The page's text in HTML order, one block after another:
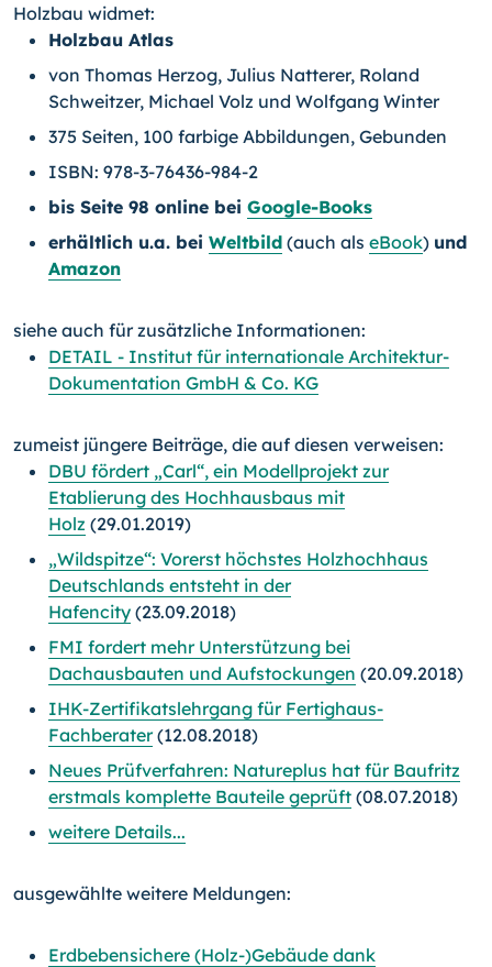
Holzbau widmet:
Holzbau Atlas
von Thomas Herzog, Julius Natterer, Roland
Schweitzer, Michael Volz und Wolfgang Winter
375 Seiten, 100 farbige Abbildungen, Gebunden
ISBN: 978-3-76436-984-2
bis Seite 98 online bei Google-Books
erhältlich u.a. bei Weltbild (auch als eBook) und
Amazon
siehe auch für zusätzliche Informationen:
DETAIL - Institut für internationale Architektur-
Dokumentation GmbH & Co. KG
zumeist jüngere Beiträge, die auf diesen verweisen:
DBU fördert „Carl“, ein Modellprojekt zur
Etablierung des Hochhausbaus mit
Holz (29.01.2019)
„Wildspitze“: Vorerst höchstes Holzhochhaus
Deutschlands entsteht in der
Hafencity (23.09.2018)
FMI fordert mehr Unterstützung bei
Dachausbauten und Aufstockungen (20.09.2018)
IHK-Zertifikatslehrgang für Fertighaus-
Fachberater(12.08.2018)
Neues Prüfverfahren: Natureplus hat für Baufritz
erstmals komplette Bauteile geprüft (08.07.2018)
weitere Details...
ausgewählte weitere Meldungen:
Erdbebensichere (Holz-)Gebäude dank